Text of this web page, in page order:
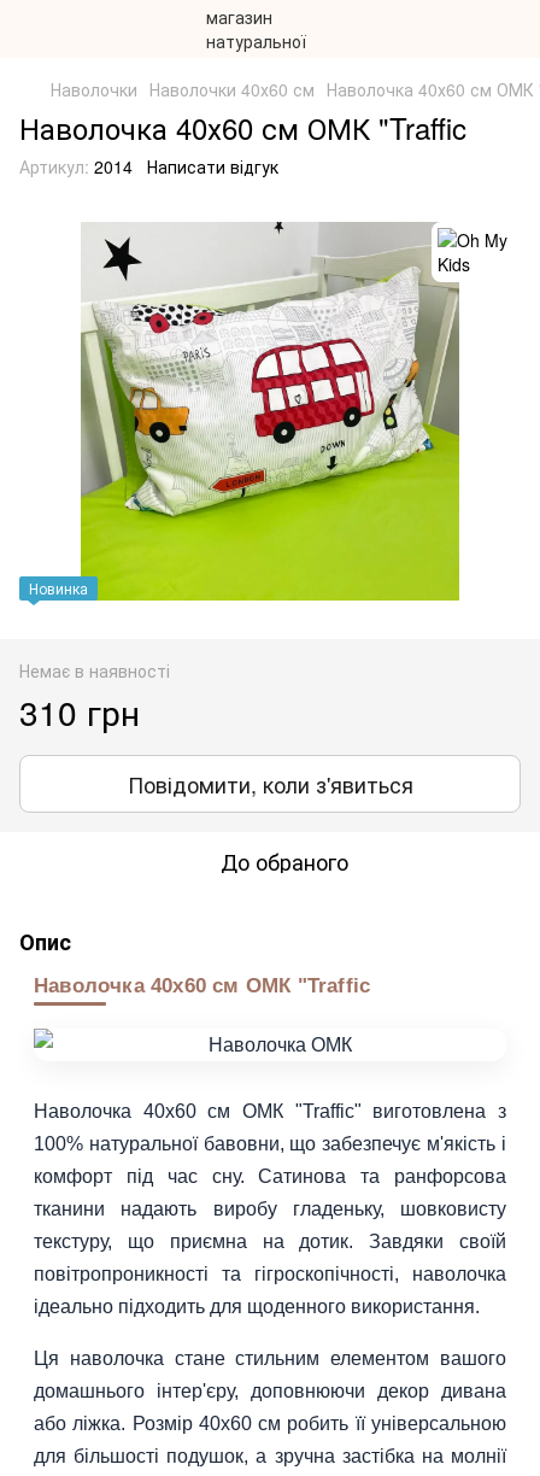
Наволочки Наволочки 40х60 см Наволочка 40х60 см ОМК
Наволочка 40х60 см ОМК "Traffic
Артикул: 2014 Написати відгук
Новинка
Немає в наявності
310 грн
Повідомити, коли з'явиться
До обраного
Опис
Наволочка 40х60 см ОМК "Traffic
Наволочка 40х60 см ОМК "Traffic" виготовлена з
100% натуральної бавовни, що забезпечує м'якість і
комфорт під час сну. Сатинова та ранфорсова
тканини надають виробу гладеньку, шовковисту
текстуру, що приємна на дотик. Завдяки своїй
повітропроникності та гігроскопічності, наволочка
ідеально підходить для щоденного використання.
Ця наволочка стане стильним елементом вашого
домашнього інтер'єру, доповнюючи декор дивана
або ліжка. Розмір 40х60 см робить її універсальною
для більшості подушок, а зручна застібка на молнії